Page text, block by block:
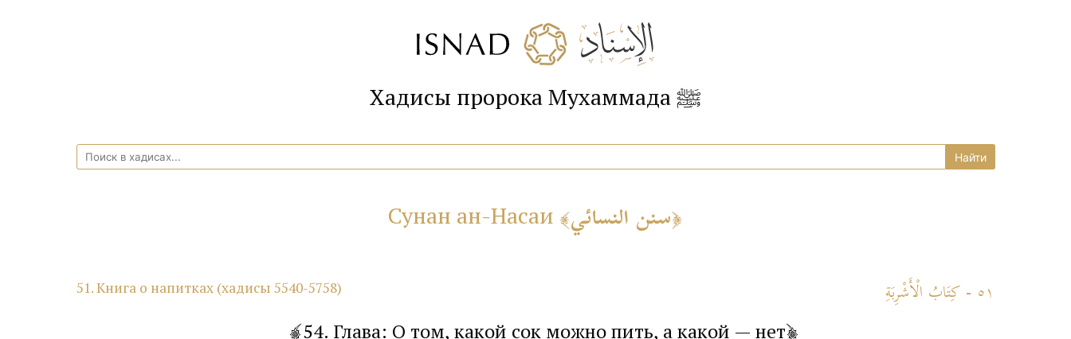
Хадисы пророка Мухаммада ﷺ
Сунан ан-Насаи سنن النسائي
51. Книга о напитках (хадисы 5540-5758) ٥١ - كِتَابُ الْأَشْرِبَةِ
54. Глава: О том, какой сок можно пить, а какой — нет